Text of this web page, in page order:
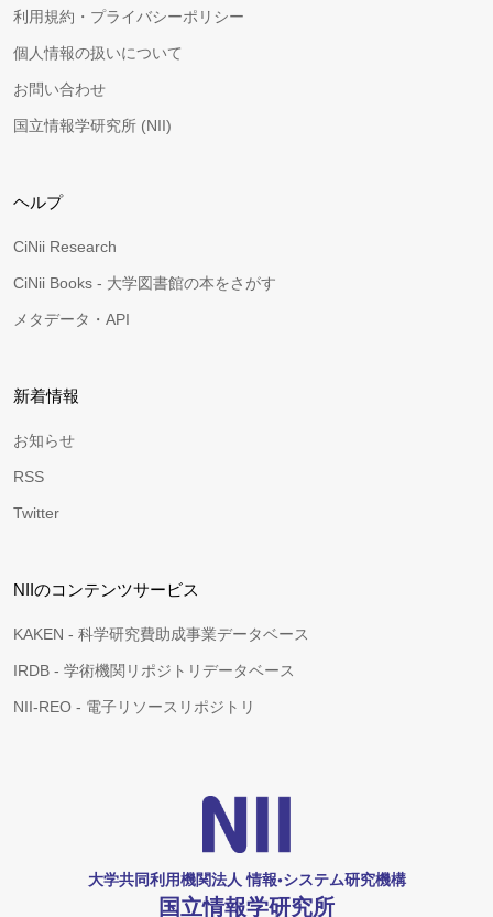
利用規約・プライバシーポリシー
個人情報の扱いについて
お問い合わせ
国立情報学研究所 (NII)
ヘルプ
CiNii Research
CiNii Books - 大学図書館の本をさがす
メタデータ・API
新着情報
お知らせ
RSS
Twitter
NIIのコンテンツサービス
KAKEN - 科学研究費助成事業データベース
IRDB - 学術機関リポジトリデータベース
NII-REO - 電子リソースリポジトリ
大学共同利用機関法人 情報•システム研究機構
国立情報学研究所